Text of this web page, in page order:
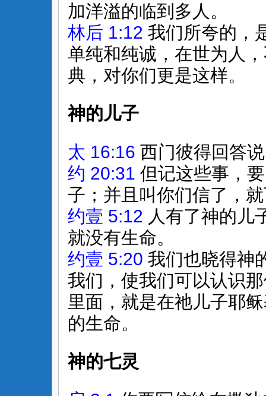
加洋溢的临到多人。
林后 1:12 我们所夸的，
单纯和纯诚，在世为人
典，对你们更是这样。
神的儿子
太 16:16 西门彼得回答
约 20:31 但记这些事，
子；并且叫你们信了，
约壹 5:12 人有了神的儿
就没有生命。
约壹 5:20 我们也晓得神
我们，使我们可以认识
里面，就是在祂儿子耶
的生命。
神的七灵